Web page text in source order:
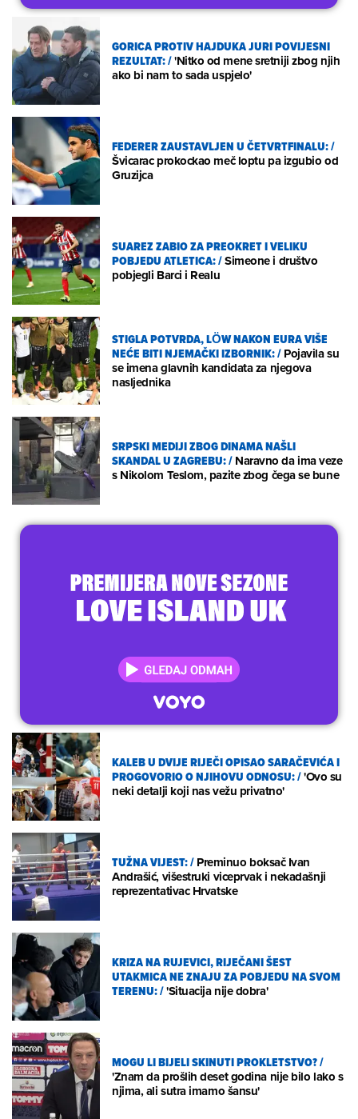
GORICA PROTIV HAJDUKA JURI POVIJESNI
REZULTAT:/'Nitko od mene sretniji zbog njih
ako bi nam to sada uspjelo'
FEDERER ZAUSTAVLJEN U ČETVRTFINALU:/
Švicarac prokockao meč loptu pa izgubio od
Gruzijca
SUAREZ ZABIO ZA PREOKRET I VELIKU
POBJEDU ATLETICA:/Simeone i društvo
pobjegli Barci i Realu
STIGLA POTVRDA, LÖW NAKON EURA VIŠE
NEĆE BITI NJEMAČKI IZBORNIK:/Pojavila su
se imena glavnih kandidata za njegova
nasljednika
SRPSKI MEDIJI ZBOG DINAMA NAŠLI
SKANDAL U ZAGREBU:/Naravno da ima veze
s Nikolom Teslom, pazite zbog čega se bune
KALEB U DVIJE RIJEČI OPISAO SARAČEVIĆA I
PROGOVORIO O NJIHOVU ODNOSU:/'Ovo su
neki detalji koji nas vežu privatno'
TUŽNA VIJEST:/Preminuo boksač Ivan
Andrašić, višestruki viceprvak i nekadašnji
reprezentativac Hrvatske
KRIZA NA RUJEVICI, RIJEČANI ŠEST
UTAKMICA NE ZNAJU ZA POBJEDU NA SVOM
TERENU:/'Situacija nije dobra'
MOGU LI BIJELI SKINUTI PROKLETSTVO?/
'Znam da prošlih deset godina nije bilo lako s
njima, ali sutra imamo šansu'